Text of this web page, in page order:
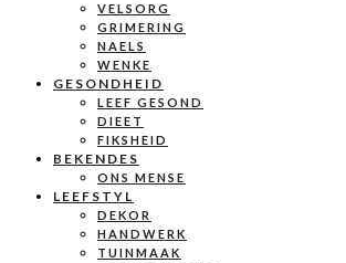
VELSORG
GRIMERING
NAELS
WENKE
GESONDHEID
LEEF GESOND
DIEET
FIKSHEID
BEKENDES
ONS MENSE
LEEFSTYL
DEKOR
HANDWERK
TUINMAAK